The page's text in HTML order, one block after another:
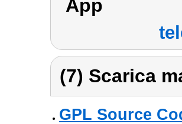
App
(7) Scarica
GPL Source